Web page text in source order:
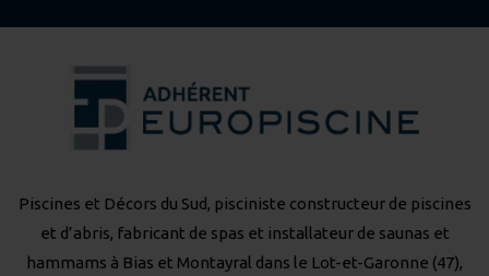
Piscines et Décors du Sud, pisciniste constructeur de piscines
et d’abris, fabricant de spas et installateur de saunas et
hammams à Bias et Montayral dans le Lot-et-Garonne (47),